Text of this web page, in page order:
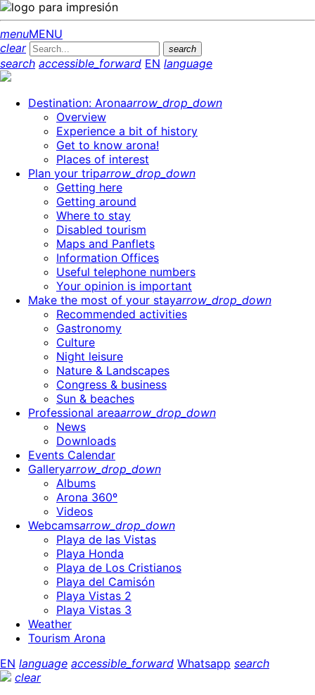
menuMENU
clear
search
search accessible_forward EN language
Destination: Aronaarrow_drop_down
Overview
Experience a bit of history
Get to know arona!
Places of interest
Plan your triparrow_drop_down
Getting here
Getting around
Where to stay
Disabled tourism
Maps and Panflets
Information Offices
Useful telephone numbers
Your opinion is important
Make the most of your stayarrow_drop_down
Recommended activities
Gastronomy
Culture
Night leisure
Nature & Landscapes
Congress & business
Sun & beaches
Professional areaarrow_drop_down
News
Downloads
Events Calendar
Galleryarrow_drop_down
Albums
Arona 360º
Videos
Webcamsarrow_drop_down
Playa de las Vistas
Playa Honda
Playa de Los Cristianos
Playa del Camisón
Playa Vistas 2
Playa Vistas 3
Weather
Tourism Arona
EN language accessible_forward Whatsapp search
clear